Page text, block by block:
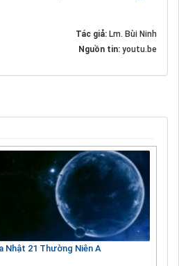
Tác giả: Lm. Bùi Ninh
Nguồn tin: youtu.be
Nhật 21 Thường Niên A